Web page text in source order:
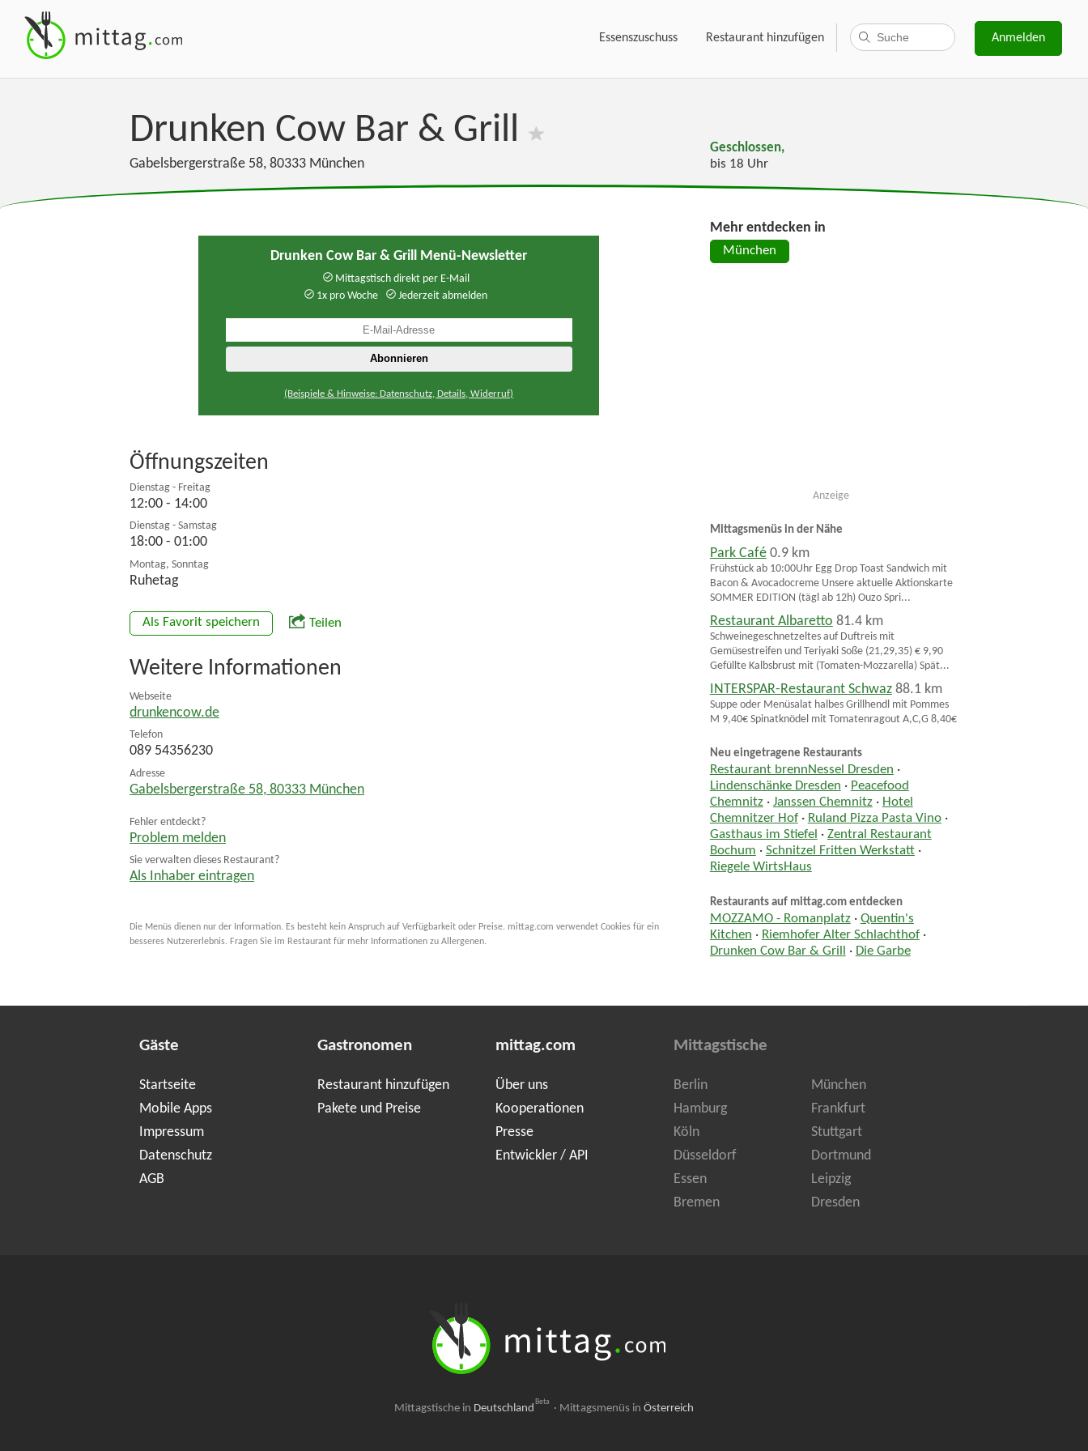
Essenszuschuss Restaurant hinzufügen Anmelden
Drunken Cow Bar & Grill
Gabelsbergerstraße 58, 80333 München
Geschlossen,
bis 18 Uhr
Drunken Cow Bar & Grill Menü-Newsletter
Mittagstisch direkt per E-Mail
1x pro Woche
Jederzeit abmelden
(Beispiele & Hinweise: Datenschutz, Details, Widerruf)
Öffnungszeiten
Dienstag - Freitag
12:00 - 14:00
Dienstag - Samstag
18:00 - 01:00
Montag, Sonntag
Ruhetag
Als Favorit speichern Teilen
Weitere Informationen
Webseite
drunkencow.de
Telefon
089 54356230
Adresse
Gabelsbergerstraße 58, 80333 München
Fehler entdeckt?
Problem melden
Sie verwalten dieses Restaurant?
Als Inhaber eintragen
Die Menüs dienen nur der Information. Es besteht kein Anspruch auf Verfügbarkeit oder Preise. mittag.com verwendet Cookies für ein
besseres Nutzererlebnis. Fragen Sie im Restaurant für mehr Informationen zu Allergenen.
Mehr entdecken in
München
Anzeige
Mittagsmenüs in der Nähe
Park Café 0.9 km
Frühstück ab 10:00Uhr Egg Drop Toast Sandwich mit
Bacon & Avocadocreme Unsere aktuelle Aktionskarte
SOMMER EDITION (tägl ab 12h) Ouzo Spri...
Restaurant Albaretto 81.4 km
Schweinegeschnetzeltes auf Duftreis mit
Gemüsestreifen und Teriyaki Soße (21,29,35) € 9,90
Gefüllte Kalbsbrust mit (Tomaten-Mozzarella) Spät...
INTERSPAR-Restaurant Schwaz 88.1 km
Suppe oder Menüsalat halbes Grillhendl mit Pommes
M 9,40€ Spinatknödel mit Tomatenragout A,C,G 8,40€
Neu eingetragene Restaurants
Restaurant brennNessel Dresden ·
Lindenschänke Dresden · Peacefood
Chemnitz· Janssen Chemnitz· Hotel
Chemnitzer Hof· Ruland Pizza Pasta Vino·
Gasthaus im Stiefel · Zentral Restaurant
Bochum · Schnitzel Fritten Werkstatt·
Riegele WirtsHaus
Restaurants auf mittag.com entdecken
MOZZAMO - Romanplatz· Quentin's
Kitchen · Riemhofer Alter Schlachthof·
Drunken Cow Bar & Grill · Die Garbe
Gäste
Startseite
Mobile Apps
Impressum
Datenschutz
AGB
Gastronomen
Restaurant hinzufügen
Pakete und Preise
mittag.com
Über uns
Kooperationen
Presse
Entwickler / API
Mittagstische
Berlin
München
Hamburg
Frankfurt
Köln
Stuttgart
Düsseldorf
Dortmund
Essen
Leipzig
Bremen
Dresden
Mittagstische in Deutschland Beta · Mittagsmenüs in Österreich